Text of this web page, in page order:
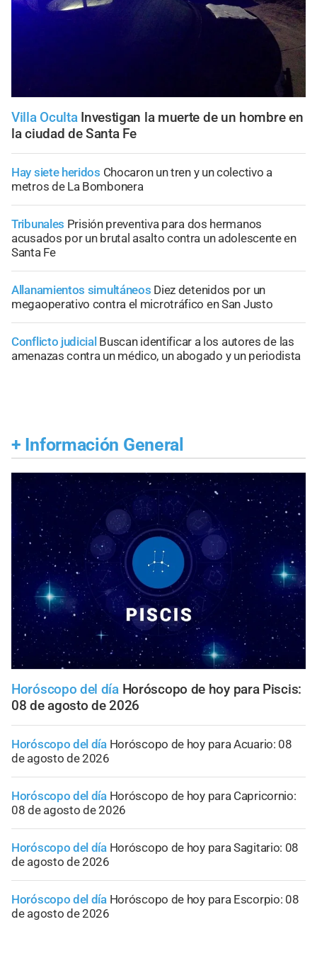
Villa Oculta Investigan la muerte de un hombre en
la ciudad de Santa Fe
Hay siete heridos Chocaron un tren y un colectivo a
metros de La Bombonera
Tribunales Prisión preventiva para dos hermanos
acusados por un brutal asalto contra un adolescente en
Santa Fe
Allanamientos simultáneos Diez detenidos por un
megaoperativo contra el microtráfico en San Justo
Conflicto judicial Buscan identificar a los autores de las
amenazas contra un médico, un abogado y un periodista
+ Información General
Horóscopo del día Horóscopo de hoy para Piscis:
08 de agosto de 2026
Horóscopo del día Horóscopo de hoy para Acuario: 08
de agosto de 2026
Horóscopo del día Horóscopo de hoy para Capricornio:
08 de agosto de 2026
Horóscopo del día Horóscopo de hoy para Sagitario: 08
de agosto de 2026
Horóscopo del día Horóscopo de hoy para Escorpio: 08
de agosto de 2026